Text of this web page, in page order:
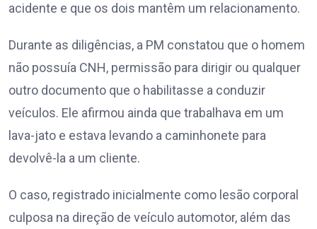
acidente e que os dois mantêm um relacionamento.
Durante as diligências, a PM constatou que o homem
não possuía CNH, permissão para dirigir ou qualquer
outro documento que o habilitasse a conduzir
veículos. Ele afirmou ainda que trabalhava em um
lava-jato e estava levando a caminhonete para
devolvê-la a um cliente.
O caso, registrado inicialmente como lesão corporal
culposa na direção de veículo automotor, além das